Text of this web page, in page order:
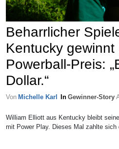
Beharrlicher
Kentucky
Powerball-Preis:
Dollar.“
Von Michelle Karl In Gewinner-Story
William Elliott aus Kentucky bleibt
mit Power Play. Dieses Mal zahlte sich